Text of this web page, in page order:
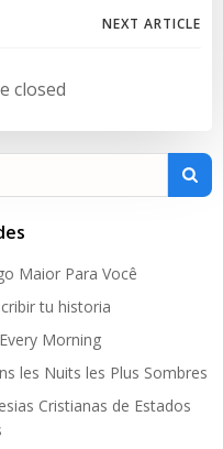
Navegación
NEXT ARTICLE
closed
Maior Para Você
tu historia
Morning
les Nuits les Plus Sombres
Cristianas de Estados